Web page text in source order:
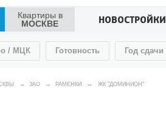
Квартиры в
МОСКВЕ
НОВОСТРОЙКИ
/ МЦК Готовность Год сдачи
→ ЗАО → РАМЕНКИ → ЖК "ДОМИНИОН"